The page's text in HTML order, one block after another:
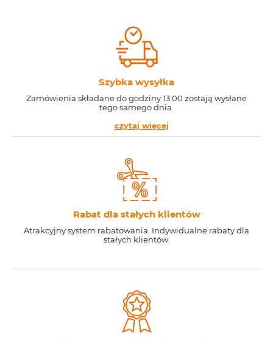
Szybka wysyłka
Zamówienia składane do godziny 13:00 zostają wysłane
tego samego dnia.
czytaj więcej
Rabat dla stałych klientów
Atrakcyjny system rabatowania. Indywidualne rabaty dla
stałych klientów.